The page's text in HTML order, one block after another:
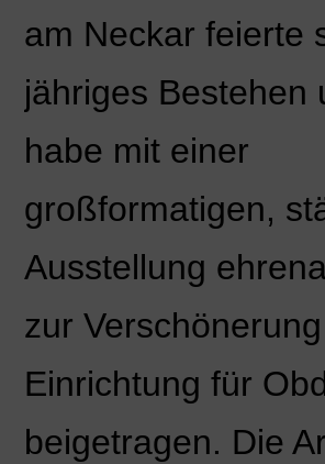
am Neckar feierte
jähriges Bestehen
habe mit einer
großformatigen,
Ausstellung
zur
Einrichtung für
beigetragen. Die